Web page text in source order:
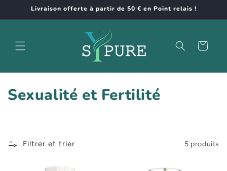
passer
au
Livraison offerte à partir de 50 € en Point relais !
Panier
C
Sexualité et Fertilité
Filtrer et trier 5 produits